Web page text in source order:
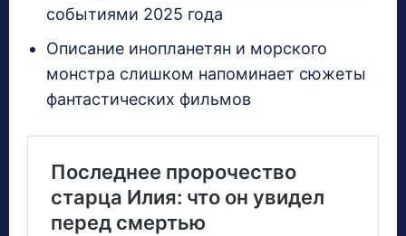
событиями 2025 года
Описание инопланетян и морского
монстра слишком напоминает сюжеты
фантастических фильмов